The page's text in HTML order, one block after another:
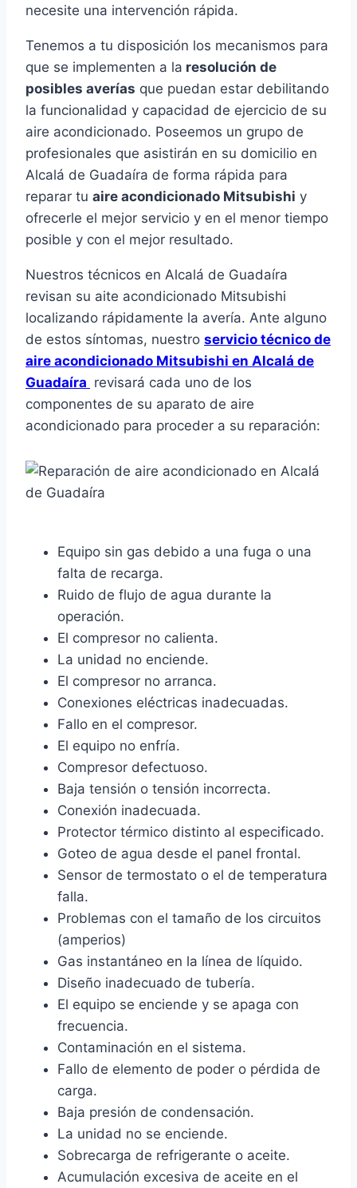
necesite una intervención rápida.
Tenemos a tu disposición los mecanismos para
que se implementen a la resolución de
posibles averías que puedan estar debilitando
la funcionalidad y capacidad de ejercicio de su
aire acondicionado. Poseemos un grupo de
profesionales que asistirán en su domicilio en
Alcalá de Guadaíra de forma rápida para
reparar tu aire acondicionado Mitsubishi y
ofrecerle el mejor servicio y en el menor tiempo
posible y con el mejor resultado.
Nuestros técnicos en Alcalá de Guadaíra
revisan su aite acondicionado Mitsubishi
localizando rápidamente la avería. Ante alguno
de estos síntomas, nuestro servicio técnico de
aire acondicionado Mitsubishi en Alcalá de
Guadaíra revisará cada uno de los
componentes de su aparato de aire
acondicionado para proceder a su reparación:
Equipo sin gas debido a una fuga o una
falta de recarga.
Ruido de flujo de agua durante la
operación.
El compresor no calienta.
La unidad no enciende.
El compresor no arranca.
Conexiones eléctricas inadecuadas.
Fallo en el compresor.
El equipo no enfría.
Compresor defectuoso.
Baja tensión o tensión incorrecta.
Conexión inadecuada.
Protector térmico distinto al especificado.
Goteo de agua desde el panel frontal.
Sensor de termostato o el de temperatura
falla.
Problemas con el tamaño de los circuitos
(amperios)
Gas instantáneo en la línea de líquido.
Diseño inadecuado de tubería.
El equipo se enciende y se apaga con
frecuencia.
Contaminación en el sistema.
Fallo de elemento de poder o pérdida de
carga.
Baja presión de condensación.
La unidad no se enciende.
Sobrecarga de refrigerante o aceite.
Acumulación excesiva de aceite en el